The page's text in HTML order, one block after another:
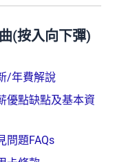
(按入向下彈)
/年費解說
優點缺點及基本資
問題FAQs